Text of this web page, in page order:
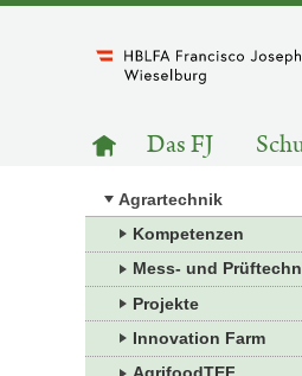
Zur
Startseite
Das FJ
Agrartechnik
Kompetenzen
Mess- und
Projekte
Innovation Farm